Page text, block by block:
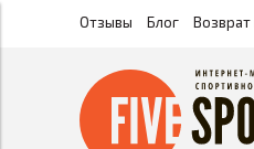
Отзывы Блог